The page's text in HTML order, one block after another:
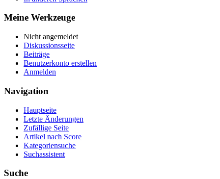
Meine Werkzeuge
Nicht angemeldet
Diskussionsseite
Beiträge
Benutzerkonto erstellen
Anmelden
Navigation
Hauptseite
Letzte Änderungen
Zufällige Seite
Artikel nach Score
Kategoriensuche
Suchassistent
Suche